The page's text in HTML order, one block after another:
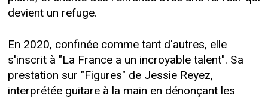
devient un refuge.
En 2020, confinée comme tant d'autres, elle
s'inscrit à "La France a un incroyable talent". Sa
prestation sur "Figures" de Jessie Reyez,
interprétée guitare à la main en dénonçant les